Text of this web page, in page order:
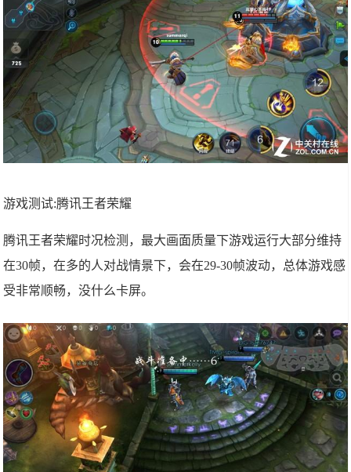
游戏测试:腾讯王者荣耀
腾讯王者荣耀时况检测，最大画面质量下游戏运行大部分维持
在30帧，在多的人对战情景下，会在29-30帧波动，总体游戏感
受非常顺畅，没什么卡屏。